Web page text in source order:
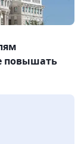
повышать